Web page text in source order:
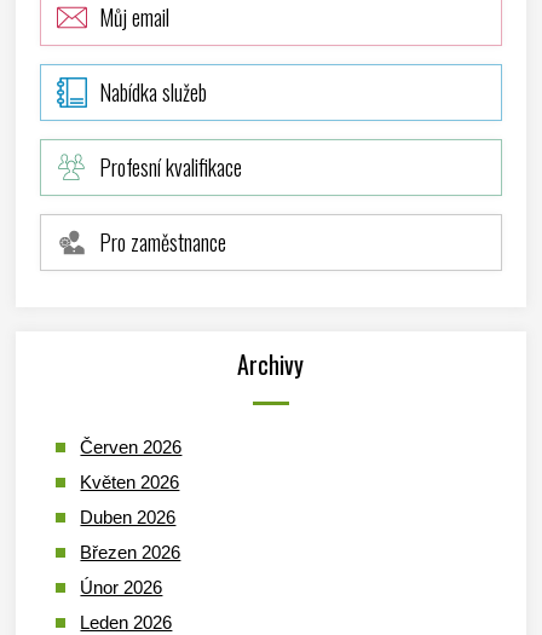
Můj email
Nabídka služeb
Profesní kvalifikace
Pro zaměstnance
Archivy
Červen 2026
Květen 2026
Duben 2026
Březen 2026
Únor 2026
Leden 2026